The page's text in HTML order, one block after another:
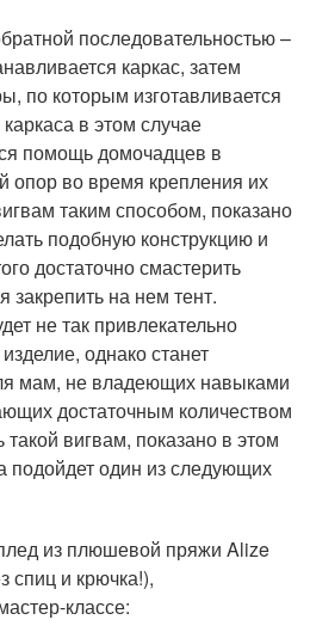
последовательностью –
каркас, затем
по которым изготавливается
в этом случае
помощь домочадцев в
опор во время крепления их
таким способом, показано
подобную конструкцию и
достаточно смастерить
закрепить на нем тент.
не так привлекательно
однако станет
мам, не владеющих навыками
достаточным количеством
такой вигвам, показано в этом
подойдет один из следующих
из плюшевой пряжи Alize
спиц и крючка!),
классе: